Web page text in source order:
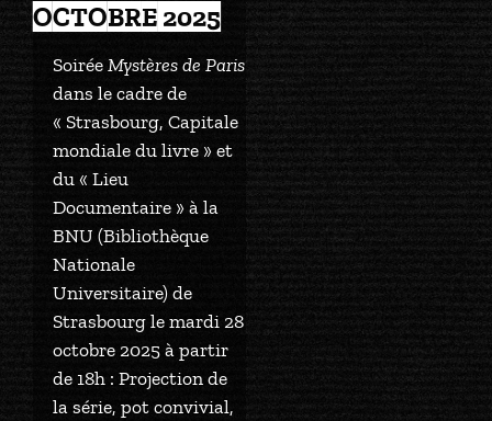
OCTOBRE 2025
SoiréeMystères de Paris
dans le cadre de
« Strasbourg, Capitale
mondiale du livre » et
du « Lieu
Documentaire » à la
BNU (Bibliothèque
Nationale
Universitaire) de
Strasbourg le mardi 28
octobre 2025 à partir
de 18h : Projection de
la série, pot convivial,